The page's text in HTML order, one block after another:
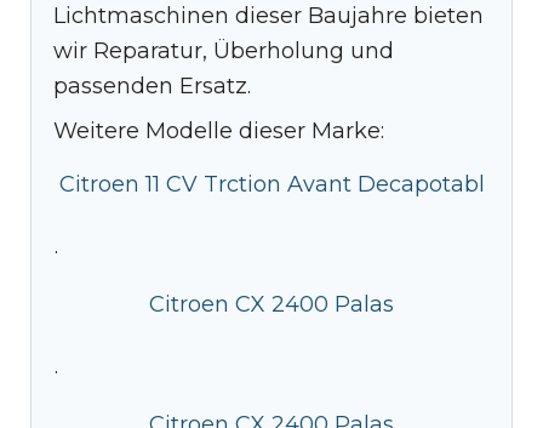
Lichtmaschinen dieser Baujahre bieten
wir Reparatur, Überholung und
passenden Ersatz.
Weitere Modelle dieser Marke:
Citroen 11 CV Trction Avant Decapotabl
·
Citroen CX 2400 Palas
·